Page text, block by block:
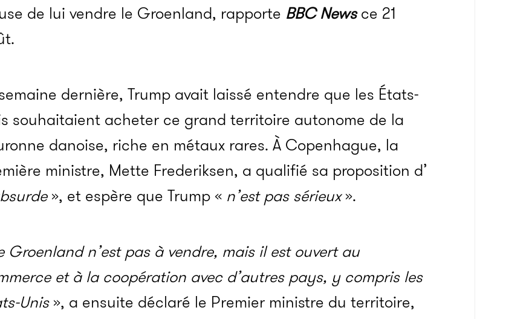
de lui vendre le Groenland, rapporte BBC Newsce 21
dernière, Trump avait laissé entendre que les États-
souhaitaient acheter ce grand territoire autonome de la
danoise, riche en métaux rares. À Copenhague, la
ministre, Mette Frederiksen, a qualifié sa proposition d’
», et espère que Trump « n’est pas sérieux».
Groenland n’est pas à vendre, mais il est ouvert au
et à la coopération avec d’autres pays, y compris les
Unis», a ensuite déclaré le Premier ministre du territoire,